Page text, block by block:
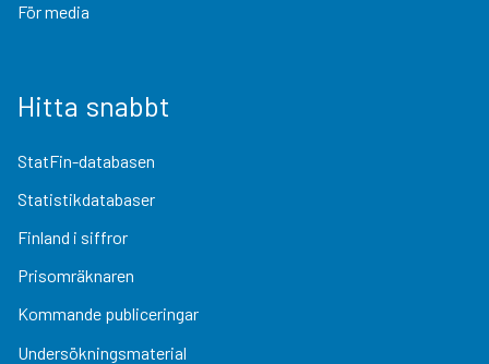
För media
Hitta snabbt
StatFin-databasen
Statistikdatabaser
Finland i siffror
Prisomräknaren
Kommande publiceringar
Undersökningsmaterial